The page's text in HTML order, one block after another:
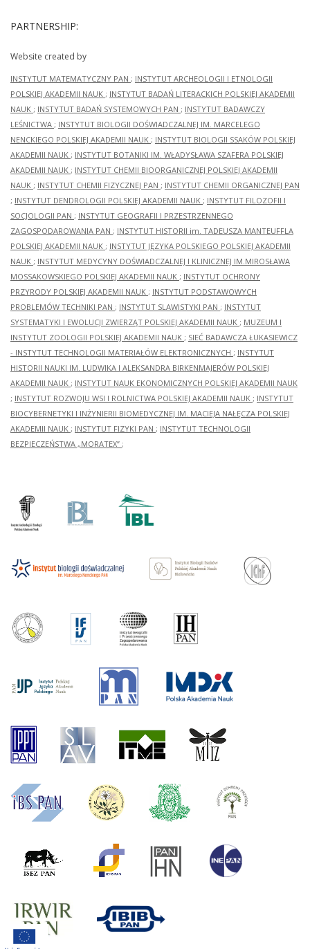
PARTNERSHIP:
Website created by
INSTYTUT MATEMATYCZNY PAN ; INSTYTUT ARCHEOLOGII I ETNOLOGII
POLSKIEJ AKADEMII NAUK ; INSTYTUT BADAŃ LITERACKICH POLSKIEJ AKADEMII
NAUK ; INSTYTUT BADAŃ SYSTEMOWYCH PAN ; INSTYTUT BADAWCZY
LEŚNICTWA ; INSTYTUT BIOLOGII DOŚWIADCZALNEJ IM. MARCELEGO
NENCKIEGO POLSKIEJ AKADEMII NAUK ; INSTYTUT BIOLOGII SSAKÓW POLSKIEJ
AKADEMII NAUK ; INSTYTUT BOTANIKI IM. WŁADYSŁAWA SZAFERA POLSKIEJ
AKADEMII NAUK ; INSTYTUT CHEMII BIOORGANICZNEJ POLSKIEJ AKADEMII
NAUK ; INSTYTUT CHEMII FIZYCZNEJ PAN ; INSTYTUT CHEMII ORGANICZNEJ PAN
; INSTYTUT DENDROLOGII POLSKIEJ AKADEMII NAUK ; INSTYTUT FILOZOFII I
SOCJOLOGII PAN ; INSTYTUT GEOGRAFII I PRZESTRZENNEGO
ZAGOSPODAROWANIA PAN ; INSTYTUT HISTORII im. TADEUSZA MANTEUFFLA
POLSKIEJ AKADEMII NAUK ; INSTYTUT JĘZYKA POLSKIEGO POLSKIEJ AKADEMII
NAUK ; INSTYTUT MEDYCYNY DOŚWIADCZALNEJ I KLINICZNEJ IM.MIROSŁAWA
MOSSAKOWSKIEGO POLSKIEJ AKADEMII NAUK ; INSTYTUT OCHRONY
PRZYRODY POLSKIEJ AKADEMII NAUK ; INSTYTUT PODSTAWOWYCH
PROBLEMÓW TECHNIKI PAN ; INSTYTUT SLAWISTYKI PAN ; INSTYTUT
SYSTEMATYKI I EWOLUCJI ZWIERZĄT POLSKIEJ AKADEMII NAUK ; MUZEUM I
INSTYTUT ZOOLOGII POLSKIEJ AKADEMII NAUK ; SIEĆ BADAWCZA ŁUKASIEWICZ
- INSTYTUT TECHNOLOGII MATERIAŁÓW ELEKTRONICZNYCH ; INSTYTUT
HISTORII NAUKI IM. LUDWIKA I ALEKSANDRA BIRKENMAJERÓW POLSKIEJ
AKADEMII NAUK ; INSTYTUT NAUK EKONOMICZNYCH POLSKIEJ AKADEMII NAUK
; INSTYTUT ROZWOJU WSI I ROLNICTWA POLSKIEJ AKADEMII NAUK ; INSTYTUT
BIOCYBERNETYKI I INŻYNIERII BIOMEDYCZNEJ IM. MACIEJA NAŁĘCZA POLSKIEJ
AKADEMII NAUK ; INSTYTUT FIZYKI PAN ; INSTYTUT TECHNOLOGII
BEZPIECZEŃSTWA „MORATEX” ;